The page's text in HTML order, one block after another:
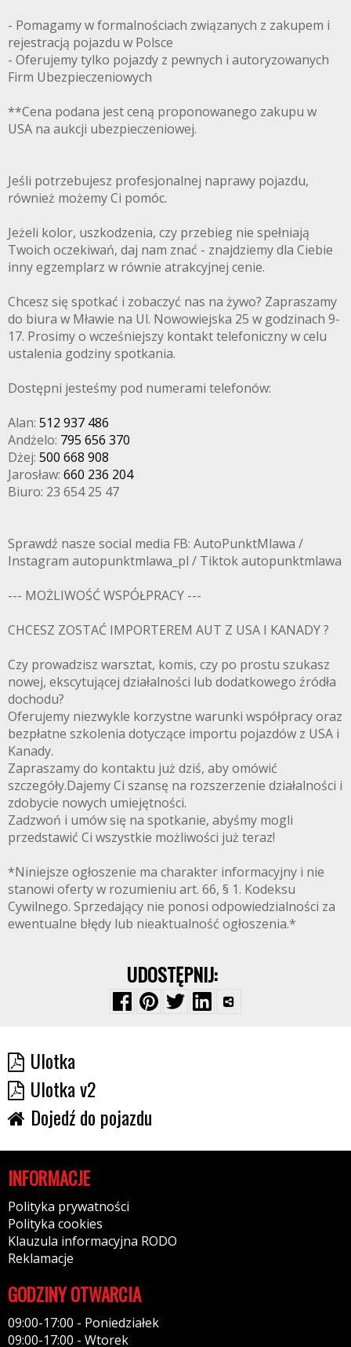
- Pomagamy w formalnościach związanych z zakupem i
rejestracją pojazdu w Polsce
- Oferujemy tylko pojazdy z pewnych i autoryzowanych
Firm Ubezpieczeniowych
**Cena podana jest ceną proponowanego zakupu w
USA na aukcji ubezpieczeniowej.
Jeśli potrzebujesz profesjonalnej naprawy pojazdu,
również możemy Ci pomóc.
Jeżeli kolor, uszkodzenia, czy przebieg nie spełniają
Twoich oczekiwań, daj nam znać - znajdziemy dla Ciebie
inny egzemplarz w równie atrakcyjnej cenie.
Chcesz się spotkać i zobaczyć nas na żywo? Zapraszamy
do biura w Mławie na Ul. Nowowiejska 25 w godzinach 9-
17. Prosimy o wcześniejszy kontakt telefoniczny w celu
ustalenia godziny spotkania.
Dostępni jesteśmy pod numerami telefonów:
Alan: 512 937 486
Andżelo: 795 656 370
Dżej: 500 668 908
Jarosław: 660 236 204
Biuro: 23 654 25 47
Sprawdź nasze social media FB: AutoPunktMlawa /
Instagram autopunktmlawa_pl / Tiktok autopunktmlawa
--- MOŻLIWOŚĆ WSPÓŁPRACY ---
CHCESZ ZOSTAĆ IMPORTEREM AUT Z USA I KANADY ?
Czy prowadzisz warsztat, komis, czy po prostu szukasz
nowej, ekscytującej działalności lub dodatkowego źródła
dochodu?
Oferujemy niezwykle korzystne warunki współpracy oraz
bezpłatne szkolenia dotyczące importu pojazdów z USA i
Kanady.
Zapraszamy do kontaktu już dziś, aby omówić
szczegóły.Dajemy Ci szansę na rozszerzenie działalności i
zdobycie nowych umiejętności.
Zadzwoń i umów się na spotkanie, abyśmy mogli
przedstawić Ci wszystkie możliwości już teraz!
*Niniejsze ogłoszenie ma charakter informacyjny i nie
stanowi oferty w rozumieniu art. 66, § 1. Kodeksu
Cywilnego. Sprzedający nie ponosi odpowiedzialności za
ewentualne błędy lub nieaktualność ogłoszenia.*
UDOSTĘPNIJ:
Ulotka
Ulotka v2
Dojedź do pojazdu
INFORMACJE
Polityka prywatności
Polityka cookies
Klauzula informacyjna RODO
Reklamacje
GODZINY OTWARCIA
09:00-17:00 - Poniedziałek
09:00-17:00 - Wtorek